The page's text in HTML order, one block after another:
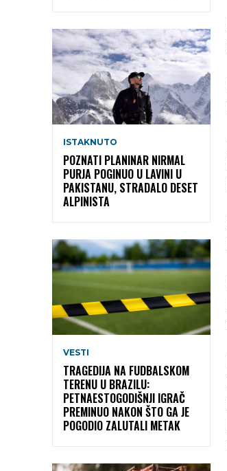
ISTAKNUTO
POZNATI PLANINAR NIRMAL
PURJA POGINUO U LAVINI U
PAKISTANU, STRADALO DESET
ALPINISTA
VESTI
TRAGEDIJA NA FUDBALSKOM
TERENU U BRAZILU:
PETNAESTOGODIŠNJI IGRAČ
PREMINUO NAKON ŠTO GA JE
POGODIO ZALUTALI METAK